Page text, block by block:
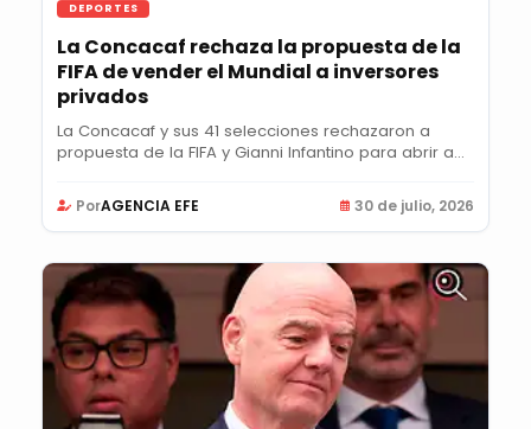
DEPORTES
La Concacaf rechaza la propuesta de la
FIFA de vender el Mundial a inversores
privados
La Concacaf y sus 41 selecciones rechazaron a
propuesta de la FIFA y Gianni Infantino para abrir a...
PorAGENCIA EFE 30 de julio, 2026